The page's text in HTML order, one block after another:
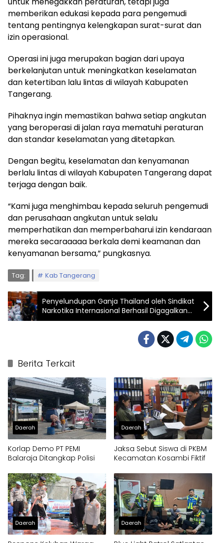
memberikan edukasi kepada para pengemudi
tentang pentingnya kelengkapan surat-surat dan
izin operasional.
Operasi ini juga merupakan bagian dari upaya
berkelanjutan untuk meningkatkan keselamatan
dan ketertiban lalu lintas di wilayah Kabupaten
Tangerang.
Pihaknya ingin memastikan bahwa setiap angkutan
yang beroperasi di jalan raya mematuhi peraturan
dan standar keselamatan yang ditetapkan.
Dengan begitu, keselamatan dan kenyamanan
berlalu lintas di wilayah Kabupaten Tangerang dapat
terjaga dengan baik.
“Kami juga menghimbau kepada seluruh pengemudi
dan perusahaan angkutan untuk selalu
memperhatikan dan memperbaharui izin kendaraan
mereka secaraaaaa berkala demi keamanan dan
kenyamanan bersama,” pungkasnya.
Tag: Kab Tangerang
Penyelundupan Ganja Thailand oleh Sindikat
Narkotika Internasional Berhasil Digagalkan
BNN dan BC
Berita Terkait
Daerah
Korlap Demo PT PEMI
Balaraja Ditangkap Polisi
Daerah
Jaksa Sebut Siswa di PKBM
Kecamatan Kosambi Fiktif
Daerah Daerah